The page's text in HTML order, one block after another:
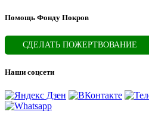
Помощь Фонду Покров
СДЕЛАТЬ ПОЖЕРТВОВАНИЕ
Наши соцсети